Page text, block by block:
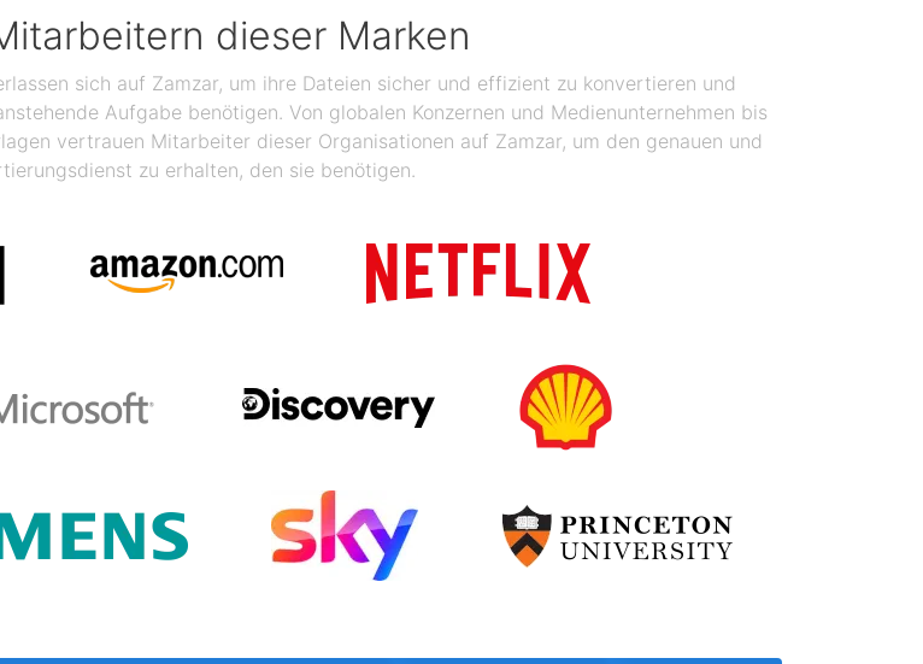
dieser Marken
sich auf Zamzar, um ihre Dateien sicher und effizient zu konvertieren und
Aufgabe benötigen. Von globalen Konzernen und Medienunternehmen bis
vertrauen Mitarbeiter dieser Organisationen auf Zamzar, um den genauen und
zu erhalten, den sie benötigen.